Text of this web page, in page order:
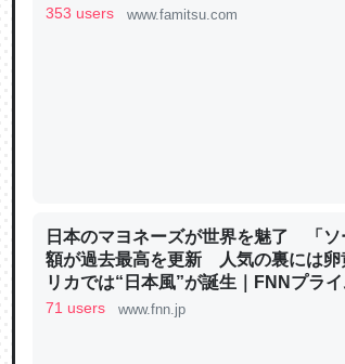
論文では「淡水はカルシウムも酸素も
は」とあって面白い。海にいる鋏角類（
─ニュース :: 【研究発表】昆虫学の大問題＝「
これを元に考えるとカルシウムを大量
べるノベルゲーム | ゲーム・エンタメ
353 users www.famitsu.com
日本のマヨネーズが世界を魅了 「ソ
額が過去最高を更新 人気の裏には
リカでは“日本風”が誕生｜FNNプラ
71 users www.fnn.jp